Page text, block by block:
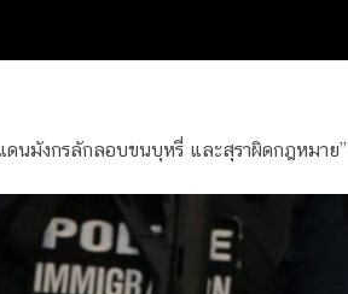
นมังกรลักลอบขนบุหรี่ และสุราผิดกฎหมาย”